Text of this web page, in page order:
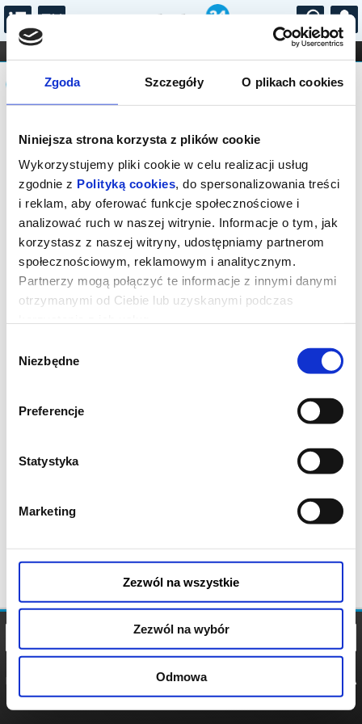
Zgoda Szczegóły O plikach cookies
Niniejsza strona korzysta z plików cookie
Wykorzystujemy pliki cookie w celu realizacji usług
zgodnie z Polityką cookies, do spersonalizowania treści
i reklam, aby oferować funkcje społecznościowe i
analizować ruch w naszej witrynie. Informacje o tym, jak
korzystasz z naszej witryny, udostępniamy partnerom
społecznościowym, reklamowym i analitycznym.
Partnerzy mogą połączyć te informacje z innymi danymi
otrzymanymi od Ciebie lub uzyskanymi podczas
zgody
Niezbędne
Preferencje
Statystyka
Marketing
Zezwól na wszystkie
Zezwól na wybór
Odmowa
...
FILHARMONIA OPERA I BALET
STAND-UP
DLA DZIECI
Komunikat
Sprzedaż on-line została zakończona,
sprawdź dostępność biletów w kasie.
POLITYKA
POLITYKA